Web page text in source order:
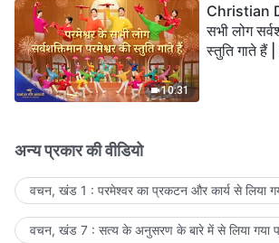
10:31
Christian
सभी लोग
स्तुति गाते हैं
अन्य प्रकार की वीडियो
वचन, खंड 1 : परमेश्वर का प्रकटन और कार्य से लिया
वचन, खंड 7 : सत्य के अनुसरण के बारे में से लिया गया